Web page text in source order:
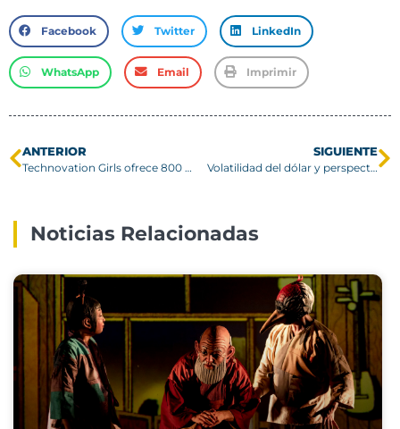
Facebook Twitter LinkedIn
WhatsApp Email Imprimir
ANTERIOR
Technovation Girls ofrece 800 becas a niñas entre 13 y 17 años para aprender a programar
SIGUIENTE
Volatilidad del dólar y perspectivas económicas en Chile
Noticias Relacionadas